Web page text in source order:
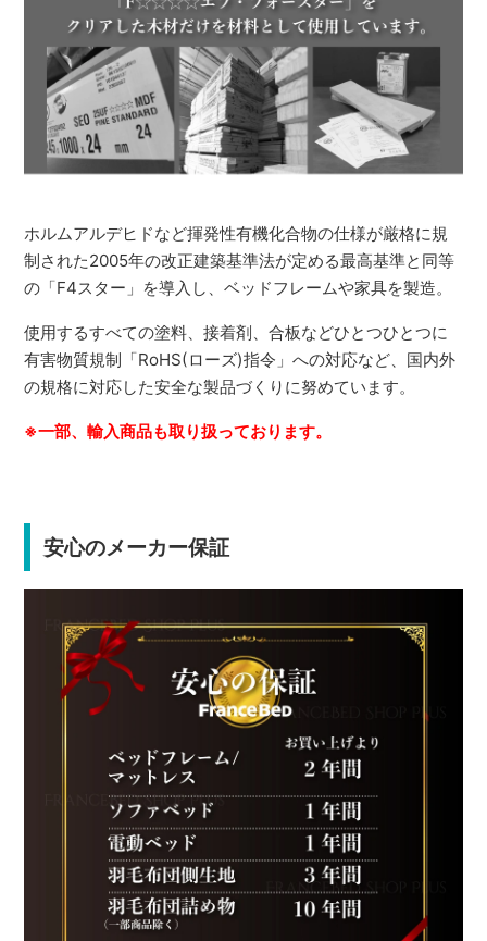
ホルムアルデヒドなど揮発性有機化合物の仕様が厳格に規
制された2005年の改正建築基準法が定める最高基準と同等
の「F4スター」を導入し、ベッドフレームや家具を製造。
使用するすべての塗料、接着剤、合板などひとつひとつに
有害物質規制「RoHS(ローズ)指令」への対応など、国内外
の規格に対応した安全な製品づくりに努めています。
※一部、輸入商品も取り扱っております。
安心のメーカー保証